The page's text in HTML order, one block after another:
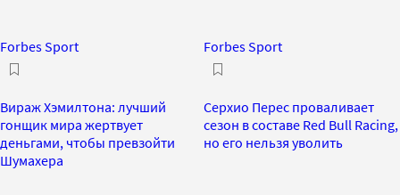
Forbes Sport
Вираж Хэмилтона: лучший
гонщик мира жертвует
деньгами, чтобы превзойти
Шумахера
Forbes Sport
Серхио Перес проваливает
сезон в составе Red Bull Racing,
но его нельзя уволить